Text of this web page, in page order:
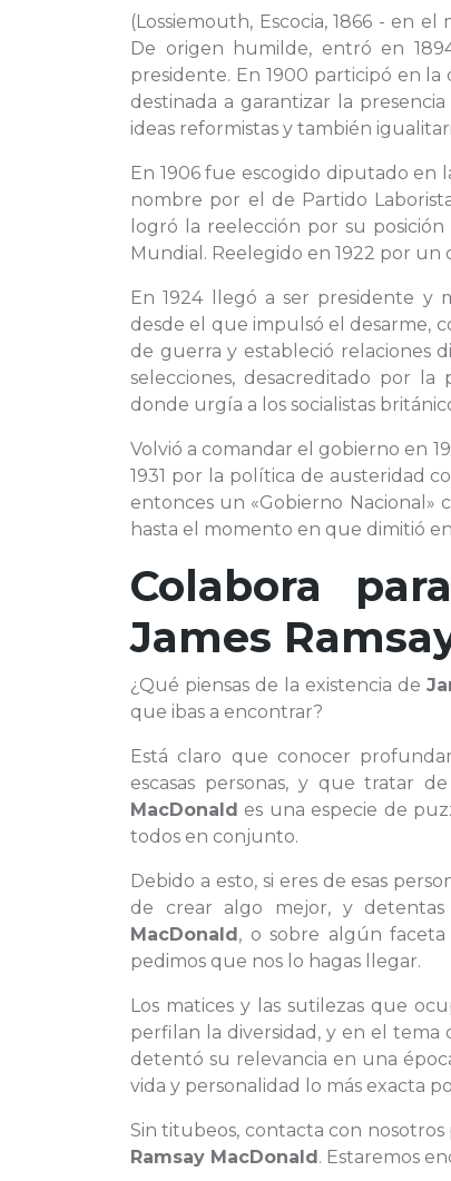
(Lossiemouth, Escocia, 1866 - en
De origen humilde, entró en
presidente. En 1900 participó en
destinada a garantizar la
ideas reformistas y también
En 1906 fue escogido diputado en
nombre por el de Partido
logró la reelección por su
Mundial. Reelegido en 1922 por un
En 1924 llegó a ser presidente y
desde el que impulsó el desarme,
de guerra y estableció relaciones
selecciones, desacreditado por
donde urgía a los socialistas
Volvió a comandar el gobierno en
1931 por la política de austeridad
entonces un «Gobierno Nacional»
hasta el momento en que dimitió
Colabora
James
¿Qué piensas de la existencia de
que ibas a encontrar?
Está claro que conocer
escasas personas, y que tratar
MacDonald es una especie de
todos en conjunto.
Debido a esto, si eres de esas
de crear algo mejor, y
MacDonald, o sobre algún
pedimos que nos lo hagas llegar.
Los matices y las sutilezas que
perfilan la diversidad, y en el tema
detentó su relevancia en una
vida y personalidad lo más exacta
Sin titubeos, contacta con
Ramsay MacDonald. Estaremos